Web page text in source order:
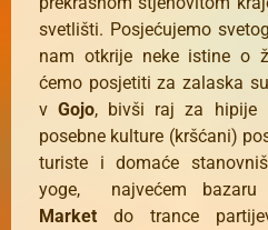
svetlišti. Posjećujemo
nam otkrije neke istine o
ćemo posjetiti za zalaska
v Gojo, bivši raj za hipije
posebne kulture (kršćani)
turiste i domaće
yoge, najvećem
Market do trance